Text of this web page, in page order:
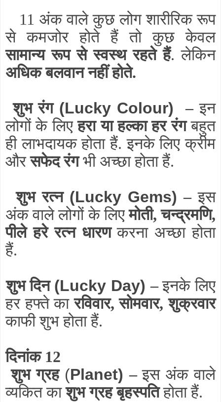
11 अंक वाले कुछ लोग शारीरिक रूप
से कमजोर होते हैं तो कुछ केवल
सामान्य रूप से स्वस्थ रहते हैं. लेकिन
अधिक बलवान नहीं होते.
शुभ रंग (Lucky Colour) –इन
लोगों के लिएहरा या हल्का हर रंगबहुत
ही लाभदायक होता हैं. इनके लिए क्रीम
औरसफेद रंगभी अच्छा होता हैं.
शुभ रत्न (Lucky Gems) –इस
अंक वाले लोगों के लिएमोती, चन्द्रमणि,
पीले हरे रत्न धारणकरना अच्छा होता
हैं.
शुभ दिन (Lucky Day) –इनके लिए
हर हफ्ते कारविवार, सोमवार, शुक्रवार
काफी शुभ होता हैं.
दिनांक 12
शुभ ग्रह (Planet) –इस अंक वाले
व्यकित काशुभ ग्रह बृहस्पतिहोता हैं.